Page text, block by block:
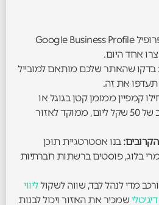
עדכנו את פרופיל Google Business Profile
אחד היום.
בדקו שהאתר שלכם מותאם למובייל
את זה.
קמפיין ממומן קטן בגוגל או
בפייסבוק עם תקציב של 50 שקל ליום, ממוקד לאזור
בנו אסטרטגיית תוכן
בלוג, פוסטים ברשתות חברתיות
מדי לנהל לבד, שווה לשקולליווי
שמכיר את האזור ויכול לבנות